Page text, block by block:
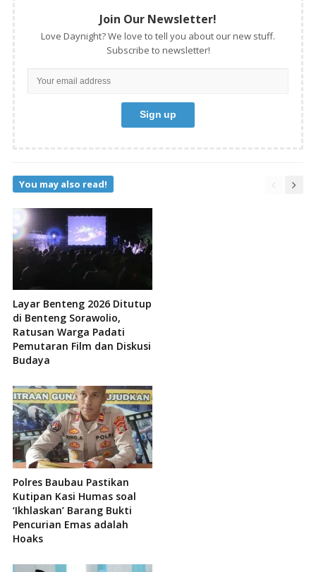
Join Our Newsletter!
Love Daynight? We love to tell you about our new stuff.
Subscribe to newsletter!
You may also read!
Layar Benteng 2026 Ditutup
di Benteng Sorawolio,
Ratusan Warga Padati
Pemutaran Film dan Diskusi
Budaya
Polres Baubau Pastikan
Kutipan Kasi Humas soal
‘Ikhlaskan’ Barang Bukti
Pencurian Emas adalah
Hoaks